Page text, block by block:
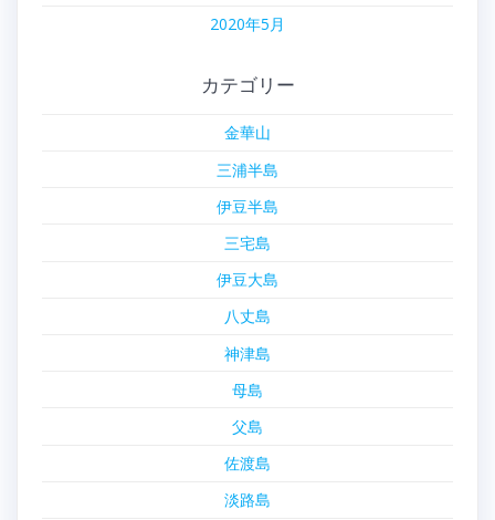
2020年5月
カテゴリー
金華山
三浦半島
伊豆半島
三宅島
伊豆大島
八丈島
神津島
母島
父島
佐渡島
淡路島